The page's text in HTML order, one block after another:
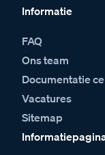
Informatie
FAQ
Ons team
Documentatie
Vacatures
Sitemap